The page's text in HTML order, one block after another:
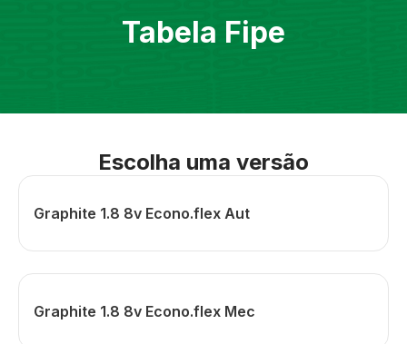
Tabela Fipe
Escolha uma versão
Graphite 1.8 8v Econo.flex Aut
Graphite 1.8 8v Econo.flex Mec